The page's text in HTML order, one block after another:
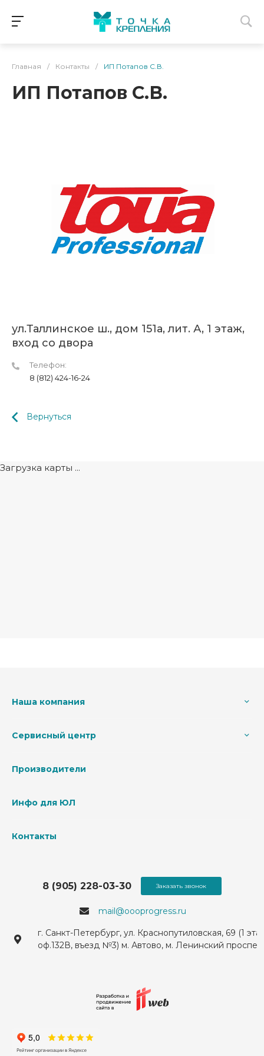
Главная / Контакты / ИП Потапов С.В.
ИП Потапов С.В.
ул.Таллинское ш., дом 151а, лит. А, 1 этаж,
вход со двора
Телефон:
8 (812) 424-16-24
Вернуться
Загрузка карты ...
Наша компания
Сервисный центр
Производители
Инфо для ЮЛ
Контакты
mail@oooprogress.ru
8 (905) 228-03-30
г. Санкт-Петербург, ул. Краснопутиловская, 69 (1
оф.132В, въезд №3) м. Автово, м. Ленинский
Заказать звонок